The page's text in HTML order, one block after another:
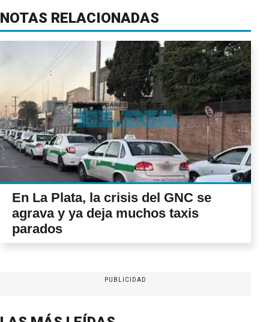
NOTAS RELACIONADAS
En La Plata, la crisis del GNC se
agrava y ya deja muchos taxis
parados
PUBLICIDAD